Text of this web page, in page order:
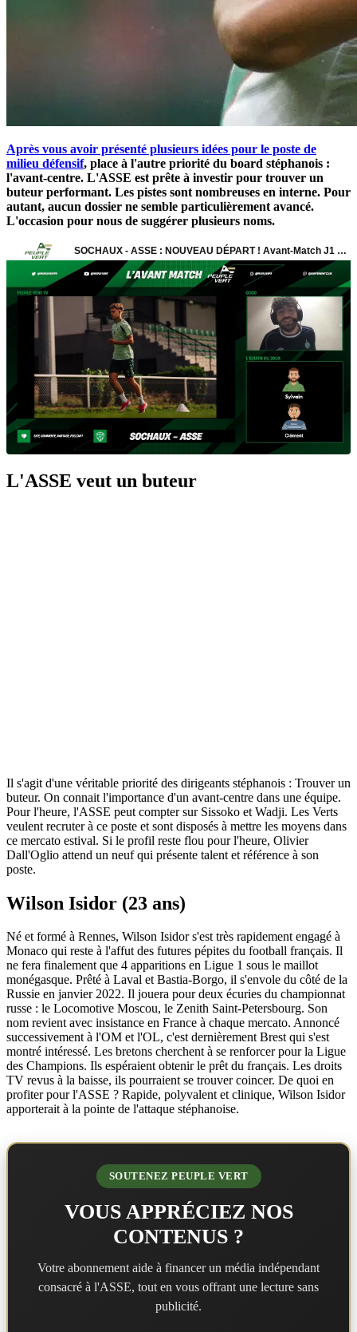
Après vous avoir présenté plusieurs idées pour le poste de
milieu défensif, place à l'autre priorité du board stéphanois :
l'avant-centre. L'ASSE est prête à investir pour trouver un
buteur performant. Les pistes sont nombreuses en interne. Pour
autant, aucun dossier ne semble particulièrement avancé.
L'occasion pour nous de suggérer plusieurs noms.
L'ASSE veut un buteur
Il s'agit d'une véritable priorité des dirigeants stéphanois : Trouver un
buteur. On connait l'importance d'un avant-centre dans une équipe.
Pour l'heure, l'ASSE peut compter sur Sissoko et Wadji. Les Verts
veulent recruter à ce poste et sont disposés à mettre les moyens dans
ce mercato estival. Si le profil reste flou pour l'heure, Olivier
Dall'Oglio attend un neuf qui présente talent et référence à son
poste.
Wilson Isidor (23 ans)
Né et formé à Rennes, Wilson Isidor s'est très rapidement engagé à
Monaco qui reste à l'affut des futures pépites du football français. Il
ne fera finalement que 4 apparitions en Ligue 1 sous le maillot
monégasque. Prêté à Laval et Bastia-Borgo, il s'envole du côté de la
Russie en janvier 2022. Il jouera pour deux écuries du championnat
russe : le Locomotive Moscou, le Zenith Saint-Petersbourg. Son
nom revient avec insistance en France à chaque mercato. Annoncé
successivement à l'OM et l'OL, c'est dernièrement Brest qui s'est
montré intéressé. Les bretons cherchent à se renforcer pour la Ligue
des Champions. Ils espéraient obtenir le prêt du français. Les droits
TV revus à la baisse, ils pourraient se trouver coincer. De quoi en
profiter pour l'ASSE ? Rapide, polyvalent et clinique, Wilson Isidor
apporterait à la pointe de l'attaque stéphanoise.
SOUTENEZ PEUPLE VERT
VOUS APPRÉCIEZ NOS
CONTENUS ?
Votre abonnement aide à financer un média indépendant
consacré à l'ASSE, tout en vous offrant une lecture sans
publicité.